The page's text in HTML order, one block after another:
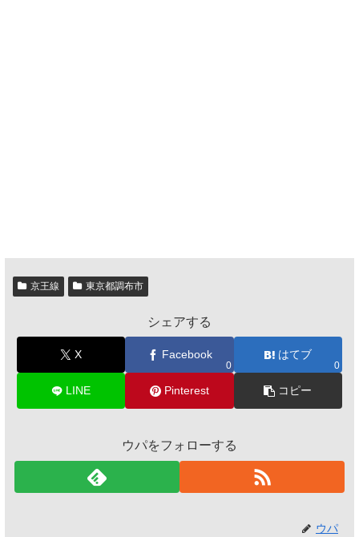
京王線 東京都調布市
シェアする
X Facebook
0
はてブ
0
LINE Pinterest コピー
ウパをフォローする
ウパ